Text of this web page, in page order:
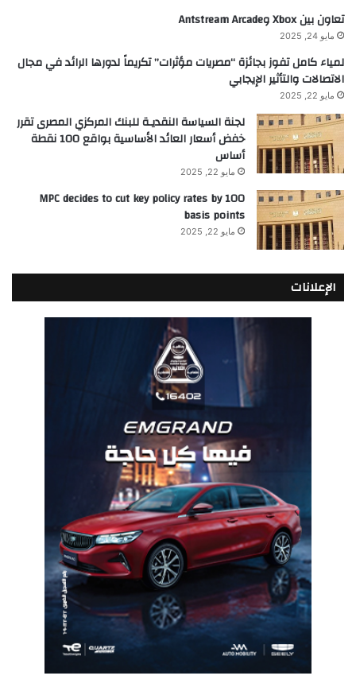
تعاون بين Xbox وAntstream Arcade
مايو 24, 2025
لمياء كامل تفوز بجائزة “مصريات مؤثرات” تكريماً لدورها الرائد في مجال
الاتصالات والتأثير الإيجابي
مايو 22, 2025
لجنة السياسة النقديـة للبنك المركزي المصرى تقرر
خفض أسعار العائد الأساسية بواقع 100 نقطة
أساس
مايو 22, 2025
MPC decides to cut key policy rates by 100
basis points
مايو 22, 2025
الإعلانات